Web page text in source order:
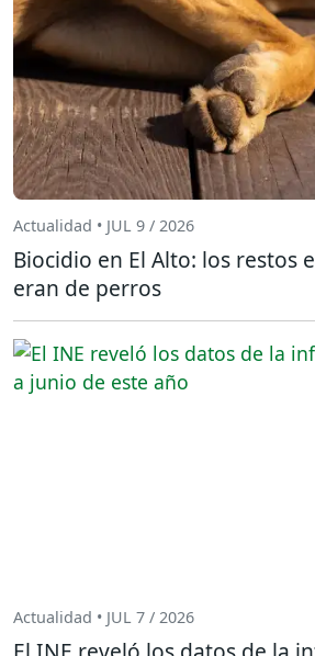
Actualidad • JUL 9 / 2026
Biocidio en El Alto: los restos
eran de perros
Actualidad • JUL 7 / 2026